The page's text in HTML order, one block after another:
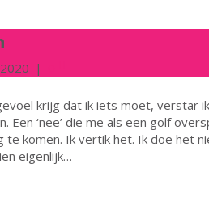
|
krijg dat ik iets moet, verstar
Een ‘nee’ die me als een golf
te komen. Ik vertik het. Ik doe het
eigenlijk…